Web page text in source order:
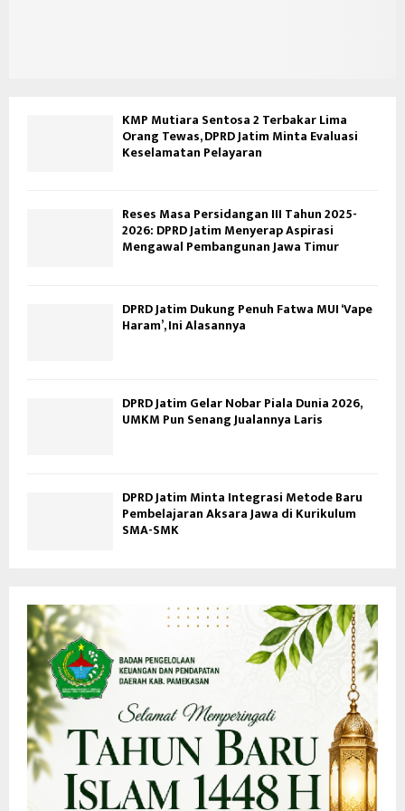
KMP Mutiara Sentosa 2 Terbakar Lima
Orang Tewas, DPRD Jatim Minta Evaluasi
Keselamatan Pelayaran
Reses Masa Persidangan III Tahun 2025-
2026: DPRD Jatim Menyerap Aspirasi
Mengawal Pembangunan Jawa Timur
DPRD Jatim Dukung Penuh Fatwa MUI ‘Vape
Haram’, Ini Alasannya
DPRD Jatim Gelar Nobar Piala Dunia 2026,
UMKM Pun Senang Jualannya Laris
DPRD Jatim Minta Integrasi Metode Baru
Pembelajaran Aksara Jawa di Kurikulum
SMA-SMK